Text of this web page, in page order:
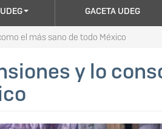
GACETA UDEG
el más sano de todo México
y lo